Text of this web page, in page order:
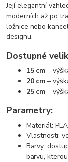
Její elegantní
moderních až po
ložnice nebo
designu.
Dostupné
15 cm –
20 cm –
25 cm –
Parametry:
Materiál:
Vlastnosti:
Barvy:
barvu,